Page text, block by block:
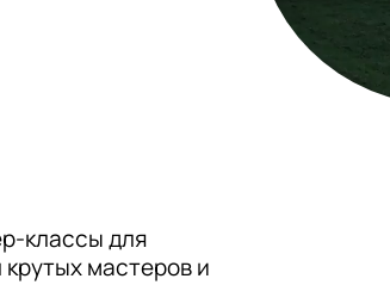
классы для
мастеров и